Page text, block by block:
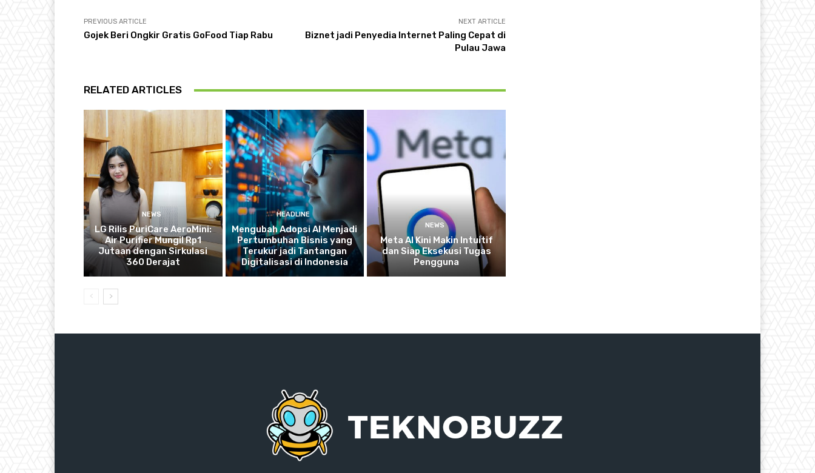
PREVIOUS ARTICLE
Gojek Beri Ongkir Gratis GoFood Tiap Rabu
NEXT ARTICLE
Biznet jadi Penyedia Internet Paling Cepat di
Pulau Jawa
RELATED ARTICLES
NEWS
LG Rilis PuriCare AeroMini:
Air Purifier Mungil Rp1
Jutaan dengan Sirkulasi
360 Derajat
HEADLINE
Mengubah Adopsi AI Menjadi
Pertumbuhan Bisnis yang
Terukur jadi Tantangan
Digitalisasi di Indonesia
NEWS
Meta AI Kini Makin Intuitif
dan Siap Eksekusi Tugas
Pengguna